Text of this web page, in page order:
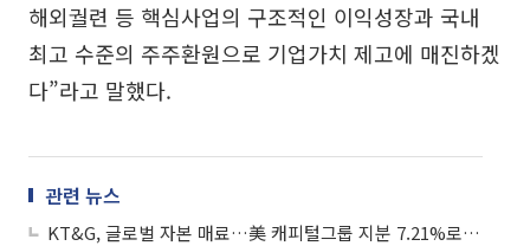
해외궐련 등 핵심사업의 구조적인 이익성장과 국내
최고 수준의 주주환원으로 기업가치 제고에 매진하겠
다”라고 말했다.
관련 뉴스
KT&G, 글로벌 자본 매료…美 캐피털그룹 지분 7.21%로 ‘수직 상승’